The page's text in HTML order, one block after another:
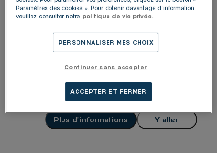
LOUIS PION - CORNER
GALERIES LAFAYETTE PARIS
75009 Paris
Note de 4.2 sur 5
(127 avis)
Fermé actuellement
Plus d'informations Y aller
Paramètres des cookies ». Pour obtenir davantage d'information
veuillez consulter notre politique de vie privée.
PERSONNALISER MES CHOIX
Continuer sans accepter
ACCEPTER ET FERMER